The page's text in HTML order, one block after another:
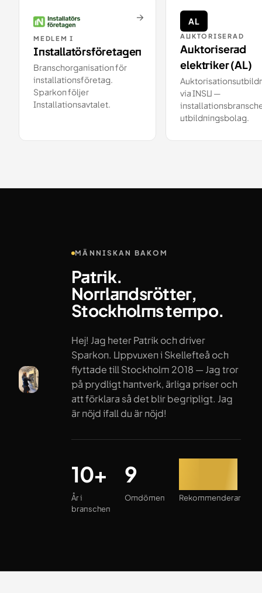
MEDLEM I
Installatörsföretagen
Branschorganisation för
installationsföretag.
Sparkon följer
Installationsavtalet.
→ AL
AUKTORISERAD
Auktoriserad
elektriker (AL)
via INSU —
utbildningsbolag.
MÄNNISKAN BAKOM
Patrik.
Norrlandsrötter,
Stockholms tempo.
Hej! Jag heter Patrik och driver
Sparkon. Uppvuxen i Skellefteå och
flyttade till Stockholm 2018 — Jag tror
på prydligt hantverk, ärliga priser och
att förklara så det blir begripligt. Jag
är nöjd ifall du är nöjd!
År i branschen
10+
År i
branschen
Omdömen
9
Omdömen Rekommenderar